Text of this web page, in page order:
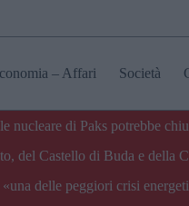
– Affari Società
nucleare di Paks potrebbe
del Castello di Buda e della
delle peggiori crisi